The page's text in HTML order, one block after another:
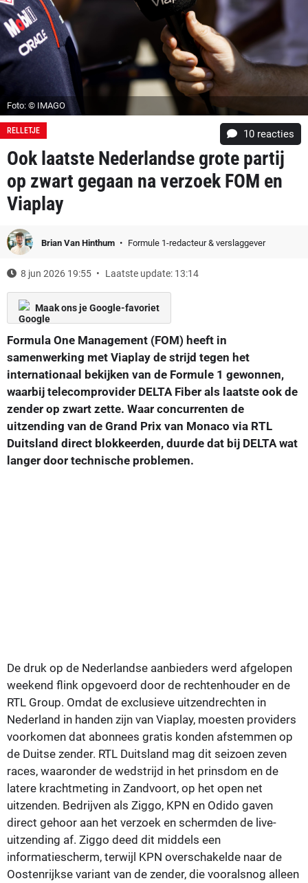
Foto: © IMAGO
RELLETJE 10 reacties
Ook laatste Nederlandse grote partij
op zwart gegaan na verzoek FOM en
Viaplay
Brian Van Hinthum Formule 1-redacteur & verslaggever
8 jun 2026 19:55 Laatste update: 13:14
Maak ons je Google-favoriet
Formula One Management (FOM) heeft in
samenwerking met Viaplay de strijd tegen het
internationaal bekijken van de Formule 1 gewonnen,
waarbij telecomprovider DELTA Fiber als laatste ook de
zender op zwart zette. Waar concurrenten de
uitzending van de Grand Prix van Monaco via RTL
Duitsland direct blokkeerden, duurde dat bij DELTA wat
langer door technische problemen.
De druk op de Nederlandse aanbieders werd afgelopen
weekend flink opgevoerd door de rechtenhouder en de
RTL Group. Omdat de exclusieve uitzendrechten in
Nederland in handen zijn van Viaplay, moesten providers
voorkomen dat abonnees gratis konden afstemmen op
de Duitse zender. RTL Duitsland mag dit seizoen zeven
races, waaronder de wedstrijd in het prinsdom en de
latere krachtmeting in Zandvoort, op het open net
uitzenden. Bedrijven als Ziggo, KPN en Odido gaven
direct gehoor aan het verzoek en schermden de live-
uitzending af. Ziggo deed dit middels een
informatiescherm, terwijl KPN overschakelde naar de
Oostenrijkse variant van de zender, die vooralsnog alleen